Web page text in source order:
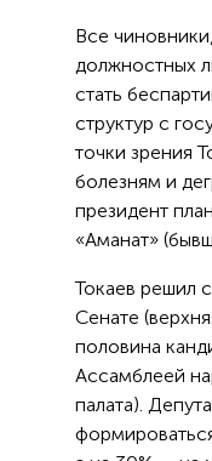
Все
должностных
стать
структур с
точки зрения
болезням и
президент
«Аманат»
Токаев решил
Сенате
половина
Ассамблеей
палата).